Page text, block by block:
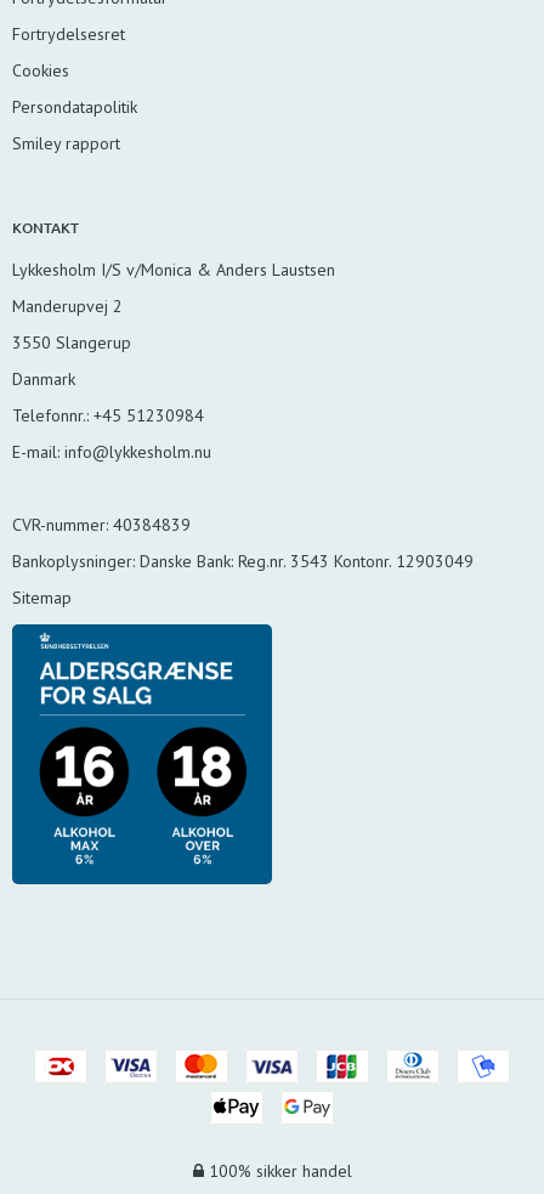
Fortrydelsesret
Cookies
Persondatapolitik
Smiley rapport
KONTAKT
Lykkesholm I/S v/Monica & Anders Laustsen
Manderupvej 2
3550 Slangerup
Danmark
Telefonnr.: +45 51230984
E-mail: info@lykkesholm.nu
CVR-nummer: 40384839
Bankoplysninger: Danske Bank: Reg.nr. 3543 Kontonr. 12903049
Sitemap
100% sikker handel